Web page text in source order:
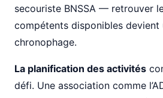
secouriste BNSSA — retrouver
compétents disponibles devient
chronophage.
La planification des activités
défi. Une association comme